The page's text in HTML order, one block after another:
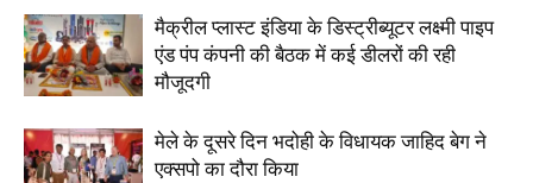
मैक्रील प्लास्ट इंडिया के डिस्ट्रीब्यूटर लक्ष्मी पाइप
एंड पंप कंपनी की बैठक में कई डीलरों की रही
मौजूदगी
मेले के दूसरे दिन भदोही के विधायक जाहिद बेग ने
एक्सपो का दौरा किया